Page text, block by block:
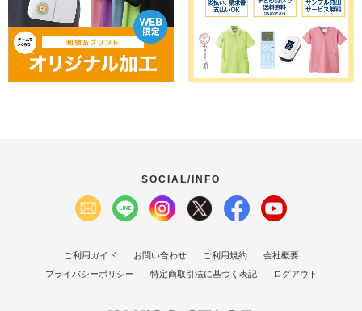
SOCIAL/INFO
ご利用ガイド お問い合わせ ご利用規約
会社概要
プライバシーポリシー
特定商取引法に基づく表記 ログアウト